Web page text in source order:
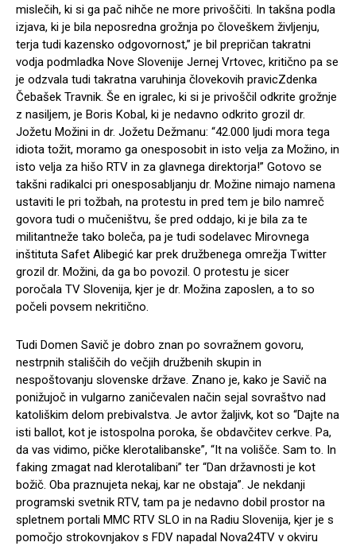
mislečih, ki si ga pač nihče ne more privoščiti. In takšna podla
izjava, ki je bila neposredna grožnja po človeškem življenju,
terja tudi kazensko odgovornost,” je bil prepričan takratni
vodja podmladka Nove Slovenije Jernej Vrtovec, kritično pa se
je odzvala tudi takratna varuhinja človekovih pravicZdenka
Čebašek Travnik. Še en igralec, ki si je privoščil odkrite grožnje
z nasiljem, je Boris Kobal, ki je nedavno odkrito grozil dr.
Jožetu Možini in dr. Jožetu Dežmanu: “42.000 ljudi mora tega
idiota tožit, moramo ga onesposobit in isto velja za Možino, in
isto velja za hišo RTV in za glavnega direktorja!” Gotovo se
takšni radikalci pri onesposabljanju dr. Možine nimajo namena
ustaviti le pri tožbah, na protestu in pred tem je bilo namreč
govora tudi o mučeništvu, še pred oddajo, ki je bila za te
militantneže tako boleča, pa je tudi sodelavec Mirovnega
inštituta Safet Alibegić kar prek družbenega omrežja Twitter
grozil dr. Možini, da ga bo povozil. O protestu je sicer
poročala TV Slovenija, kjer je dr. Možina zaposlen, a to so
počeli povsem nekritično.
Tudi Domen Savič je dobro znan po sovražnem govoru,
nestrpnih stališčih do večjih družbenih skupin in
nespoštovanju slovenske države. Znano je, kako je Savič na
ponižujoč in vulgarno zaničevalen način sejal sovraštvo nad
katoliškim delom prebivalstva. Je avtor žaljivk, kot so “Dajte na
isti ballot, kot je istospolna poroka, še obdavčitev cerkve. Pa,
da vas vidimo, pičke klerotalibanske”, “It na volišče. Sam to. In
faking zmagat nad klerotalibani” ter “Dan državnosti je kot
božič. Oba praznujeta nekaj, kar ne obstaja”. Je nekdanji
programski svetnik RTV, tam pa je nedavno dobil prostor na
spletnem portali MMC RTV SLO in na Radiu Slovenija, kjer je s
pomočjo strokovnjakov s FDV napadal Nova24TV v okviru